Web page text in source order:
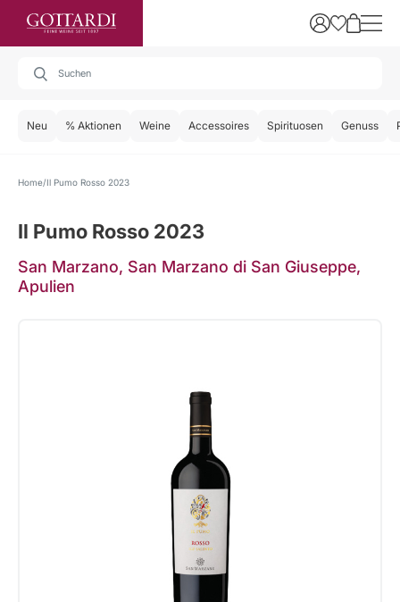
Neu % Aktionen Weine Accessoires Spirituosen Genuss
Home Il Pumo Rosso 2023
Il Pumo Rosso 2023
San Marzano, San Marzano di San Giuseppe,
Apulien